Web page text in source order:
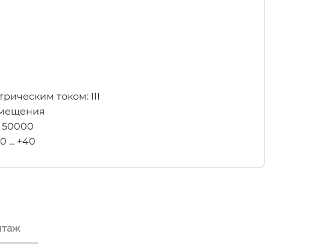
током: III
50000
... +40